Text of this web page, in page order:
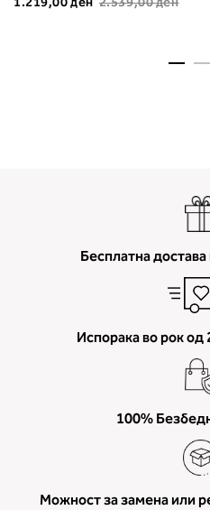
Бесплатна
Испорака во рок од
100%
Можност за замена или